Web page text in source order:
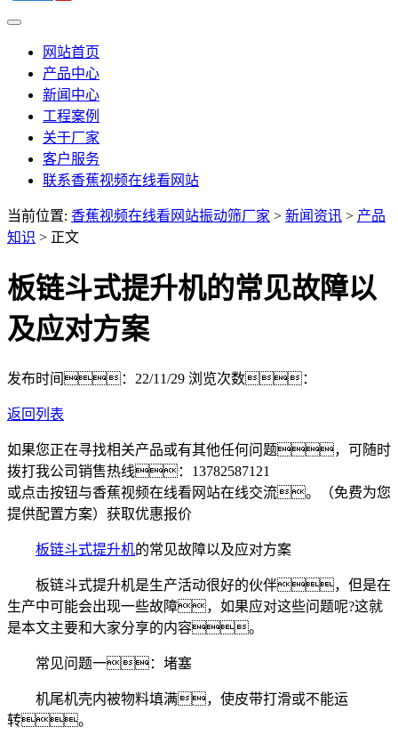
网站首页
产品中心
新闻中心
工程案例
关于厂家
客户服务
联系香蕉视频在线看网站
当前位置: 香蕉视频在线看网站振动筛厂家 > 新闻资讯 > 产品
知识 > 正文
板链斗式提升机的常见故障以
及应对方案
发布时间：22/11/29 浏览次数：
返回列表
如果您正在寻找相关产品或有其他任何问题，可随时
拨打我公司销售热线： 13782587121
或点击按钮与香蕉视频在线看网站在线交流。（免费为您
提供配置方案） 获取优惠报价
板链斗式提升机的常见故障以及应对方案
板链斗式提升机是生产活动很好的伙伴，但是在
生产中可能会出现一些故障，如果应对这些问题呢?这就
是本文主要和大家分享的内容。
常见问题一：堵塞
机尾机壳内被物料填满，使皮带打滑或不能运
转。